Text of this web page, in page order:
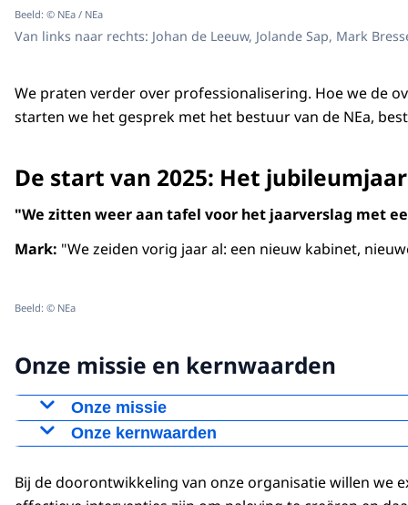
Beeld: © NEa / NEa
Van links naar rechts: Johan de Leeuw, Jolande Sap, Mark
We praten verder over professionalisering. Hoe we de
starten we het gesprek met het bestuur van de NEa,
De start van 2025: Het
"We zitten weer aan tafel voor het jaarverslag met
Mark: "We zeiden vorig jaar al: een nieuw kabinet,
Beeld: © NEa
Onze missie en kernwaarden
Onze missie
De Nederlandse Emissieautoriteit werkt aan
Onze kernwaarden
Toegankelijk:Daarnaast zijn we een
Bij de doorontwikkeling van onze organisatie willen we